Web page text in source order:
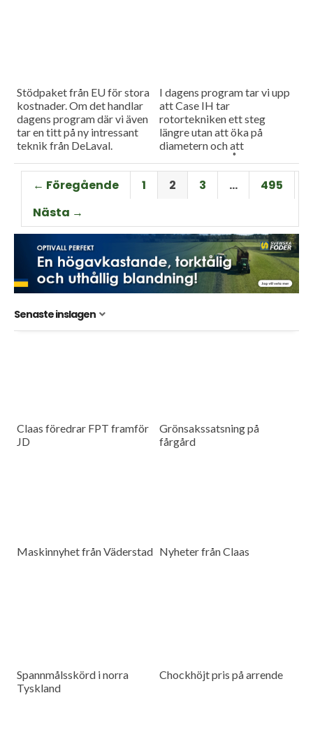
Stödpaket från EU för stora
kostnader. Om det handlar
dagens program där vi även
tar en titt på ny intressant
teknik från DeLaval.
I dagens program tar vi upp
att Case IH tar
rotortekniken ett steg
längre utan att öka på
diametern och att
salladsodlaren Åhus Grönt
testar larver som ett
verktyg för...
← Föregående 1 2 3 …
495
Nästa →
Senaste inslagen
Claas föredrar FPT framför
JD
Grönsakssatsning på
fårgård
Maskinnyhet från Väderstad Nyheter från Claas
Spannmålsskörd i norra
Tyskland
Chockhöjt pris på arrende